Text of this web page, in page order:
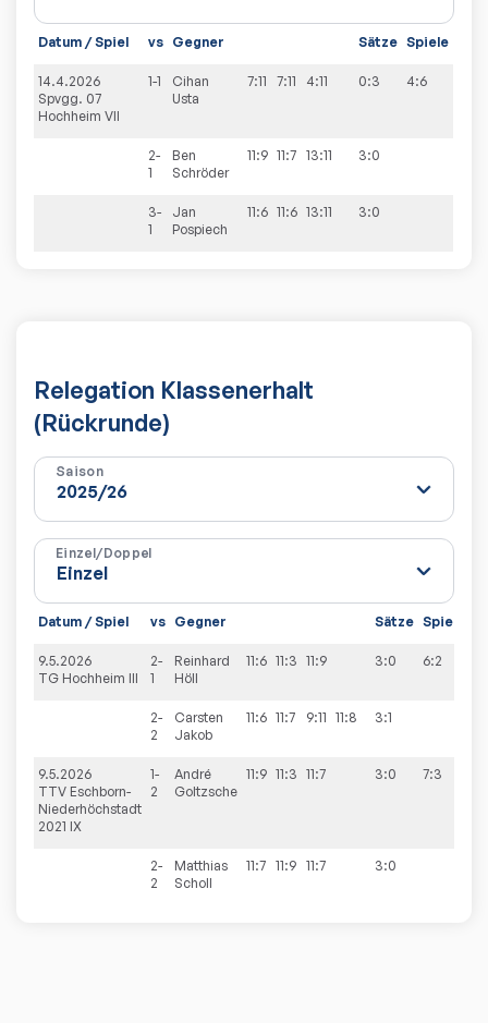
Datum / Spiel vs Gegner Sätze Spiele
14.4.2026
Spvgg. 07
Hochheim VII
1-1
Cihan
Usta
7:11 7:11 4:11 0:3 4:6
2-
1
Ben
Schröder
11:9 11:7 13:11 3:0
3-
1
Jan
Pospiech
11:6 11:6 13:11 3:0
Relegation Klassenerhalt
(Rückrunde)
Saison
Einzel/Doppel
Datum / Spiel vs Gegner Sätze Spiele
9.5.2026
TG Hochheim III
2-
1
Reinhard
Höll
11:6 11:3 11:9 3:0 6:2
2-
2
Carsten
Jakob
11:6 11:7 9:11 11:8 3:1
9.5.2026
TTV Eschborn-
Niederhöchstadt
2021 IX
1-
2
André
Goltzsche
11:9 11:3 11:7 3:0 7:3
2-
2
Matthias
Scholl
11:7 11:9 11:7 3:0